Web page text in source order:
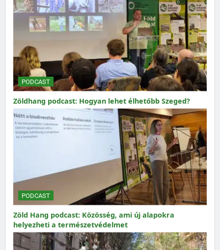
PODCAST
Zöldhang podcast: Hogyan lehet élhetőbb Szeged?
PODCAST
Zöld Hang podcast: Közösség, ami új alapokra
helyezheti a természetvédelmet